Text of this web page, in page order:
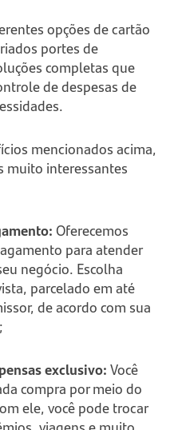
opções de cartão
portes de
completas que
de despesas de
mencionados acima,
muito interessantes
Oferecemos
para atender
negócio. Escolha
parcelado em até
de acordo com sua
exclusivo:Você
compra por meio do
ele, você pode trocar